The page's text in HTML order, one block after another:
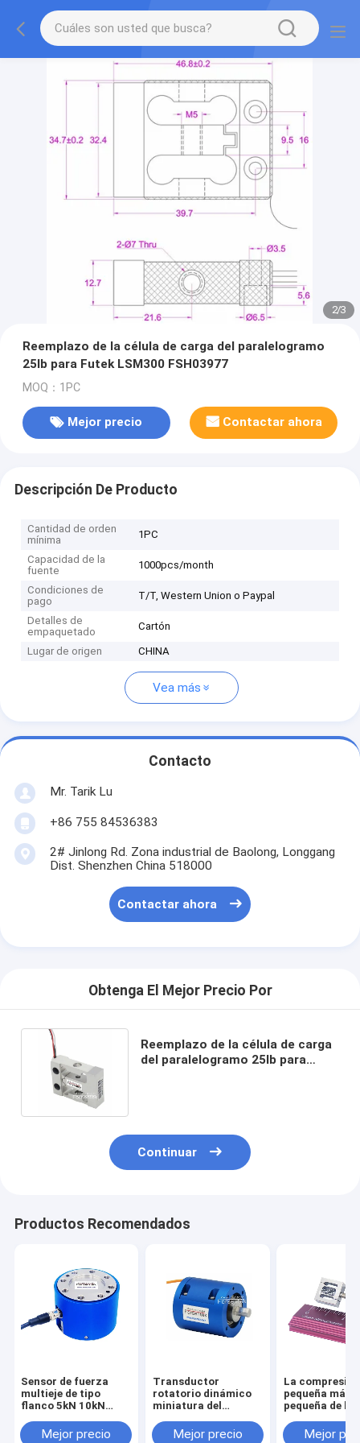
2/3
Reemplazo de la célula de carga del paralelogramo
25lb para Futek LSM300 FSH03977
MOQ：1PC
Mejor precio Contactar ahora
Descripción De Producto
Cantidad de orden
mínima
1PC
Capacidad de la
fuente
1000pcs/month
Condiciones de
pago
T/T, Western Union o Paypal
Detalles de
empaquetado
Cartón
Lugar de origen CHINA
Vea más
Contacto
Mr. Tarik Lu
+86 755 84536383
2# Jinlong Rd. Zona industrial de Baolong, Longgang
Dist. Shenzhen China 518000
Contactar ahora
Obtenga El Mejor Precio Por
Reemplazo de la célula de carga
del paralelogramo 25lb para
Continuar
Productos Recomendados
Sensor de fuerza
multieje de tipo
flanco 5kN 10kN
100kN Célula de
Mejor precio
Transductor
rotatorio dinámico
miniatura del
del sensor 1NM 2NM
Mejor precio
La
pequeña más
pequeña de la
la fuerza del
Mejor